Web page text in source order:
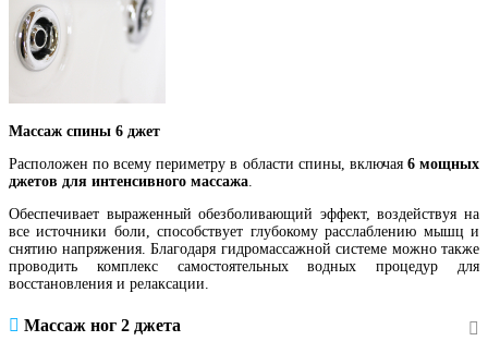
Массаж спины 6 джет
Расположен по всему периметру в области спины, включая 6 мощных
джетов для интенсивного массажа.
Обеспечивает выраженный обезболивающий эффект, воздействуя на
все источники боли, способствует глубокому расслаблению мышц и
снятию напряжения. Благодаря гидромассажной системе можно также
проводить комплекс самостоятельных водных процедур для
восстановления и релаксации.
Массаж ног 2 джета